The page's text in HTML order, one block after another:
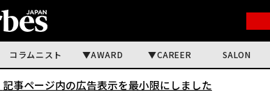
コラムニスト AWARD CAREER SALON
記事ページ内の広告表示を最小限にしました